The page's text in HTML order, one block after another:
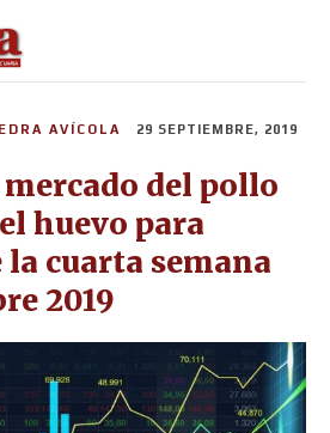
AVÍCOLA 29 SEPTIEMBRE, 2019
del pollo
huevo para
la cuarta semana
2019